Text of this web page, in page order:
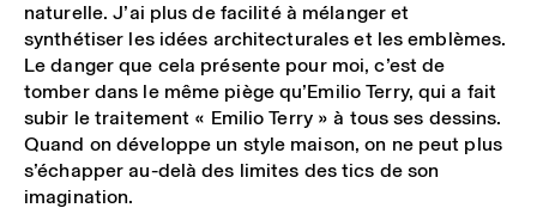
naturelle. J’ai plus de facilité à mélanger et
synthétiser les idées architecturales et les emblèmes.
Le danger que cela présente pour moi, c’est de
tomber dans le même piège qu’Emilio Terry, qui a fait
subir le traitement « Emilio Terry » à tous ses dessins.
Quand on développe un style maison, on ne peut plus
s’échapper au-delà des limites des tics de son
imagination.